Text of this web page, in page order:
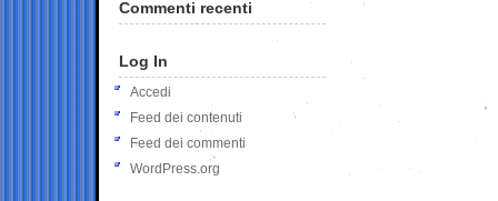
Commenti recenti
Log In
Accedi
Feed dei contenuti
Feed dei commenti
WordPress.org